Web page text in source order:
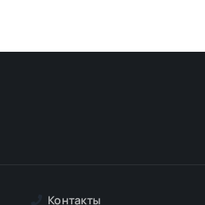
Контакты